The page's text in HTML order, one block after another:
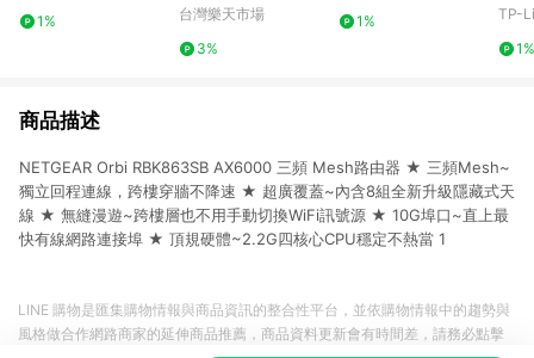
線路由器
1%
台灣樂天市場
3%
1%
無線
TP-
1%
商品描述
NETGEAR Orbi RBK863SB AX6000 三頻 Mesh路由器 ★ 三頻Mesh~
獨立回程連線，跨樓穿牆不降速 ★ 超廣覆蓋~內含8組全新升級隱藏式天
線 ★ 無縫漫遊~跨樓層也不用手動切換WiFi訊號源 ★ 10G埠口~直上最
快有線網路連接埠 ★ 頂規硬體~2.2G四核心CPU穩定不熱當 1
LINE 購物是匯集購物情報與商品資訊的整合性平台，並依購物情報中的趨勢與
風格做合作網路商家的延伸商品推薦，商品資料更新會有時間差，請務必點擊